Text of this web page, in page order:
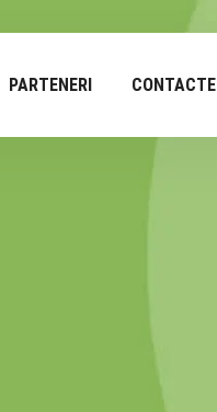
PARTENERI CONTACTE